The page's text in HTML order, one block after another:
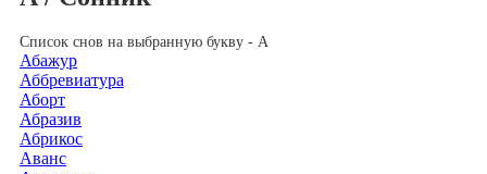
Список снов на выбранную букву - А
Абажур
Аббревиатура
Аборт
Абразив
Абрикос
Аванс